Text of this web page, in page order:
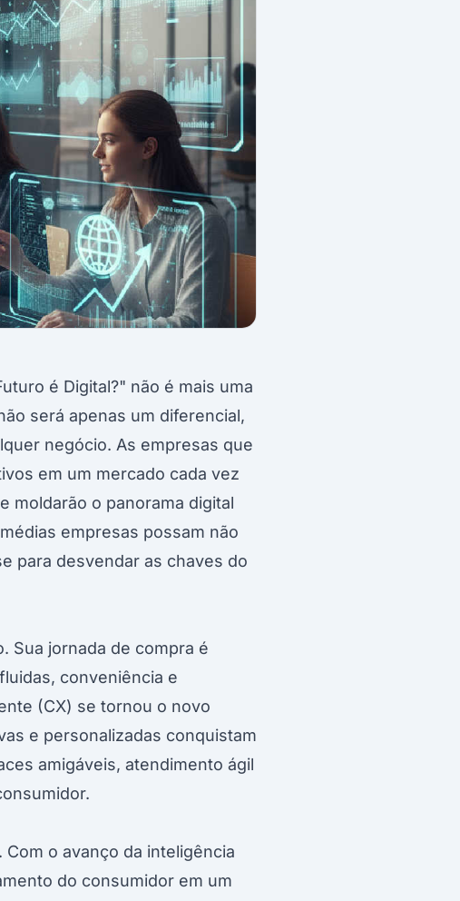
é Digital?" não é mais uma
será apenas um diferencial,
negócio. As empresas que
em um mercado cada vez
moldarão o panorama digital
empresas possam não
para desvendar as chaves do
Sua jornada de compra é
conveniência e
(CX) se tornou o novo
e personalizadas conquistam
amigáveis, atendimento ágil
o avanço da inteligência
do consumidor em um